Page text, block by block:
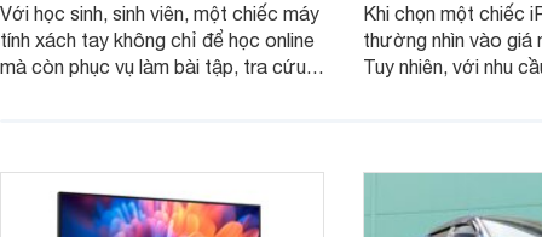
Với học sinh, sinh viên, một chiếc máy
tính xách tay không chỉ để học online
mà còn phục vụ làm bài tập, tra cứu,
thay vì chỉ so sánh cấu hình trên giấy.
Khi chọn một chiếc
thường nhìn vào
Tuy nhiên, với nhu
không, dùng được